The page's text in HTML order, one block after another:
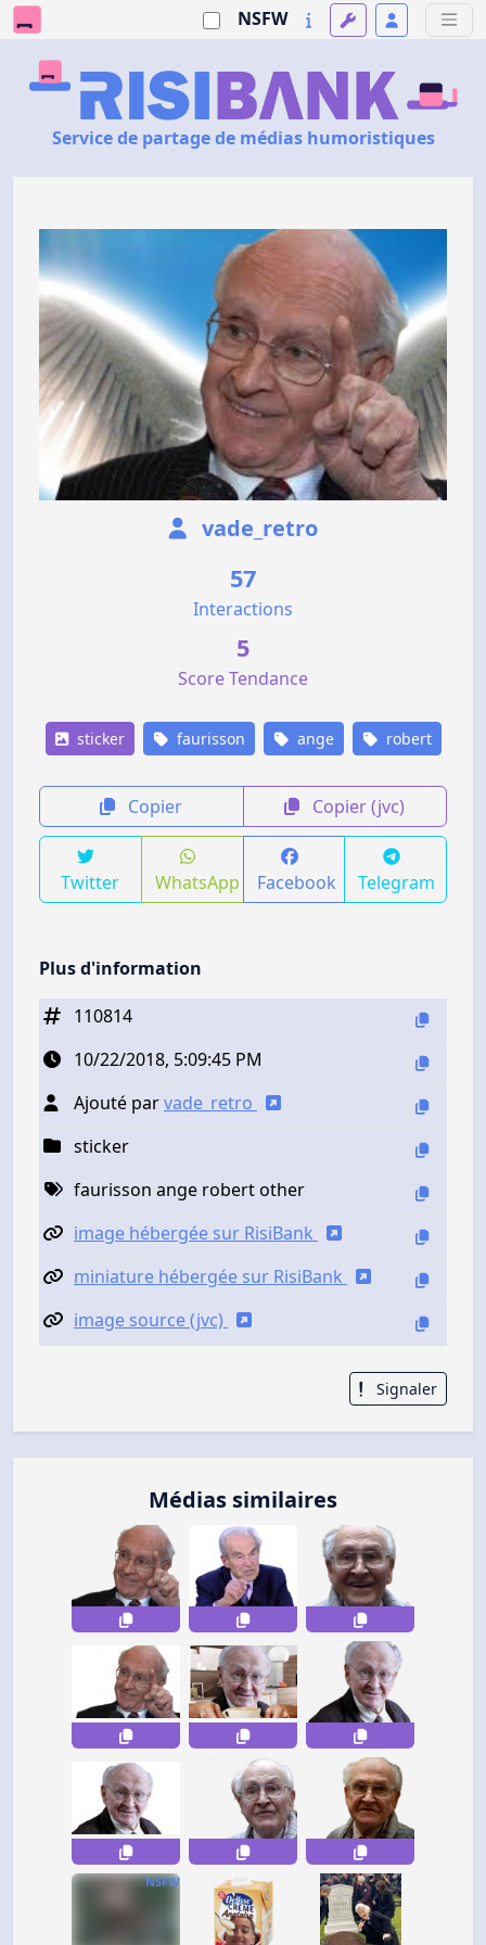
NSFW
Service de partage de médias humoristiques
vade_retro
57
Interactions
5
Score Tendance
sticker faurisson ange robert
Copier Copier (jvc)
Twitter WhatsApp Facebook Telegram
Plus d'information
110814
10/22/2018, 5:09:45 PM
Ajouté parvade_retro
sticker
faurisson ange robert other
image hébergée sur RisiBank
miniature hébergée sur RisiBank
image source (jvc)
Signaler
Médias similaires
NSFW